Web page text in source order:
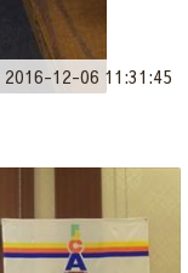
2016-12-06 11:31:45